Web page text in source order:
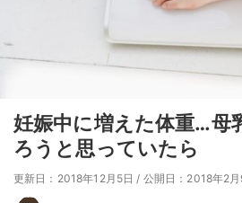
妊娠中に増えた体重…母
ろうと思っていたら
更新日：2018年12月5日 / 公開日：2018年2月